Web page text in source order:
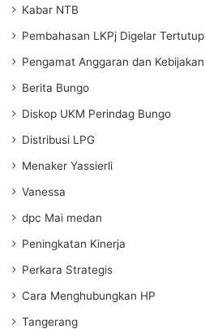
Kabar NTB
Pembahasan LKPj Digelar Tertutup
Pengamat Anggaran dan Kebijakan
Berita Bungo
Diskop UKM Perindag Bungo
Distribusi LPG
Menaker Yassierli
Vanessa
dpc Mai medan
Peningkatan Kinerja
Perkara Strategis
Cara Menghubungkan HP
Tangerang